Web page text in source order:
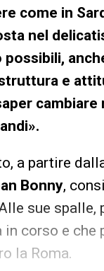
come in
nel
e
a partire
Bonny,
sue spalle,
corso e
la Roma.